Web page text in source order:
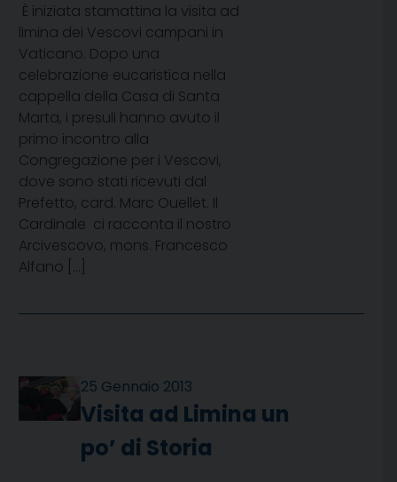
È iniziata stamattina la visita ad
limina dei Vescovi campani in
Vaticano. Dopo una
celebrazione eucaristica nella
cappella della Casa di Santa
Marta, i presuli hanno avuto il
primo incontro alla
Congregazione per i Vescovi,
dove sono stati ricevuti dal
Prefetto, card. Marc Ouellet. Il
Cardinale  ci racconta il nostro
Arcivescovo, mons. Francesco
Alfano […]
25 Gennaio 2013
Visita ad Limina un
po’ di Storia